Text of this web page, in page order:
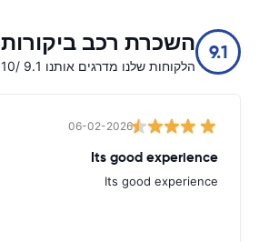
9.1 השכרת רכב ביקורות
הלקוחות שלנו מדרגים אותנו 9.1 /10 מתוך 12842
06-02-2026
Its good experience
Its good experience